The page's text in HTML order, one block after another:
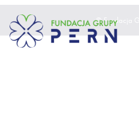
© Fundacja